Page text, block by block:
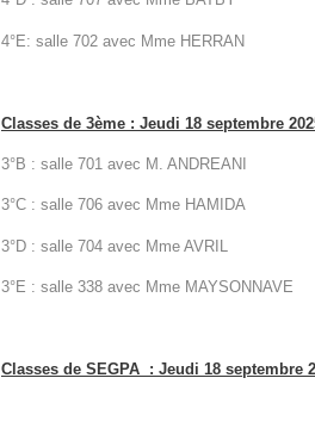
4°E: salle 702 avec Mme HERRAN
Classes de 3ème : Jeudi 18 septembre
3°B : salle 701 avec M. ANDREANI
3°C : salle 706 avec Mme HAMIDA
3°D : salle 704 avec Mme AVRIL
3°E : salle 338 avec Mme MAYSONNAVE
Classes de SEGPA : Jeudi 18 septembre